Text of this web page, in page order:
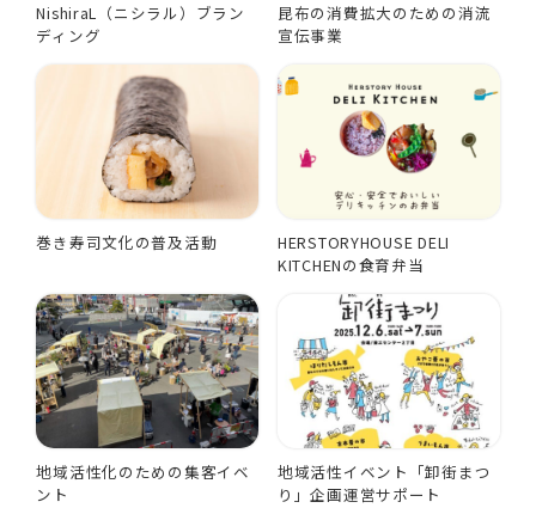
NishiraL（ニシラル）ブラン
ディング
昆布の消費拡大のための消流
宣伝事業
巻き寿司文化の普及活動
HERSTORYHOUSE DELI
KITCHENの食育弁当
地域活性化のための集客イベ
ント
地域活性イベント「卸街まつ
り」企画運営サポート